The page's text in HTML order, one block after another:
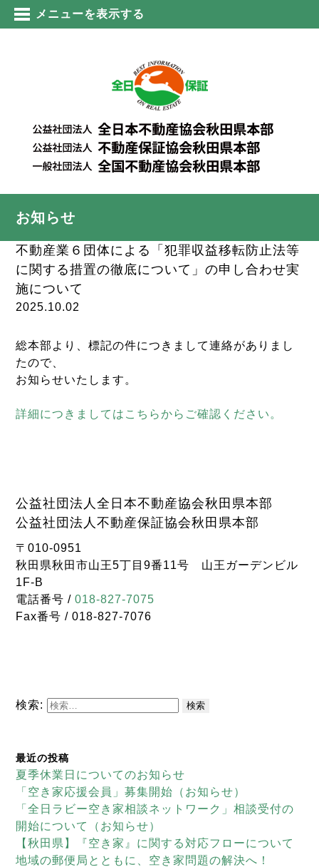
メニューを表示する
お知らせ
不動産業６団体による「犯罪収益移転防止法等
に関する措置の徹底について」の申し合わせ実
施について
2025.10.02
総本部より、標記の件につきまして連絡がありまし
たので、
お知らせいたします。
詳細につきましてはこちらからご確認ください。
公益社団法人全日本不動産協会秋田県本部
公益社団法人不動産保証協会秋田県本部
〒010-0951
秋田県秋田市山王5丁目9番11号 山王ガーデンビル
1F-B
電話番号 /018-827-7075
Fax番号 / 018-827-7076
検索:
最近の投稿
夏季休業日についてのお知らせ
「空き家応援会員」募集開始（お知らせ）
「全日ラビー空き家相談ネットワーク」相談受付の
開始について（お知らせ）
【秋田県】『空き家』に関する対応フローについて
地域の郵便局とともに、空き家問題の解決へ！